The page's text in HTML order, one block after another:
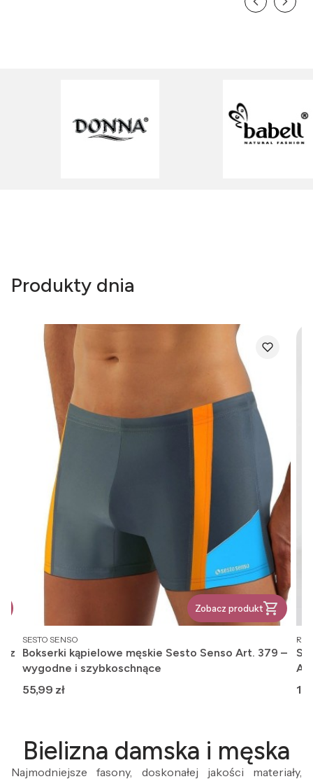
Produkty dnia
z
Zobacz produkt
PRODUCENT
SESTO SENSO
Bokserki kąpielowe męskie Sesto Senso Art. 379 –
wygodne i szybkoschnące
Cena
55,99 zł
Bielizna damska i męska
Najmodniejsze fasony, doskonałej jakości materiały,